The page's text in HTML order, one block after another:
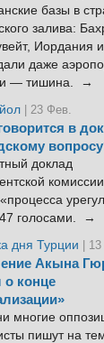
базы в
залива:
Иордания и
даже
— тишина. →
| 23 Фев.
в
доклад
голосами. →
дня Турции
|
Акына
о конце
многие
пишут на